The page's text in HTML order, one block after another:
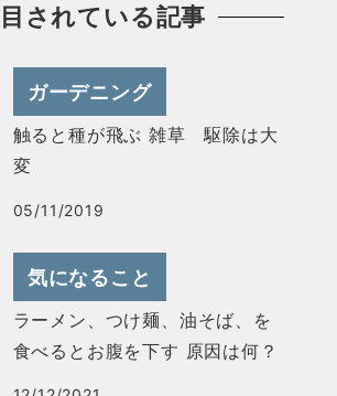
されている記事
ガーデニング
触ると種が飛ぶ 雑草 駆除は大
変
05/11/2019
気になること
ラーメン、つけ麺、油そば、を
食べるとお腹を下す 原因は何？